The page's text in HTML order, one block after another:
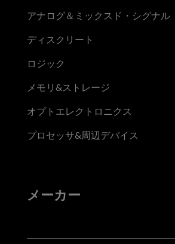
アナログ＆ミックスド・シグナル
ディスクリート
ロジック
メモリ&ストレージ
オプトエレクトロニクス
プロセッサ&周辺デバイス
メーカー